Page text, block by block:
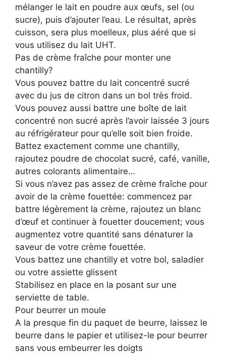
mélanger le lait en poudre aux œufs, sel (ou
sucre), puis d’ajouter l’eau. Le résultat, après
cuisson, sera plus moelleux, plus aéré que si
vous utilisez du lait UHT.
Pas de crème fraîche pour monter une
chantilly?
Vous pouvez battre du lait concentré sucré
avec du jus de citron dans un bol très froid.
Vous pouvez aussi battre une boîte de lait
concentré non sucré après l’avoir laissée 3 jours
au réfrigérateur pour qu’elle soit bien froide.
Battez exactement comme une chantilly,
rajoutez poudre de chocolat sucré, café, vanille,
autres colorants alimentaire…
Si vous n’avez pas assez de crème fraîche pour
avoir de la crème fouettée: commencez par
battre légèrement la crème, rajoutez un blanc
d’œuf et continuer à fouetter doucement; vous
augmentez votre quantité sans dénaturer la
saveur de votre crème fouettée.
Vous battez une chantilly et votre bol, saladier
ou votre assiette glissent
Stabilisez en place en la posant sur une
serviette de table.
Pour beurrer un moule
A la presque fin du paquet de beurre, laissez le
beurre dans le papier et utilisez-le pour beurrer
sans vous embeurrer les doigts